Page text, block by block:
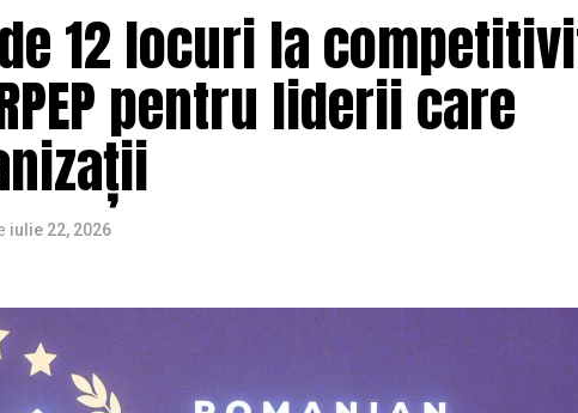
12 locuri la
pentru liderii care
iulie 22, 2026